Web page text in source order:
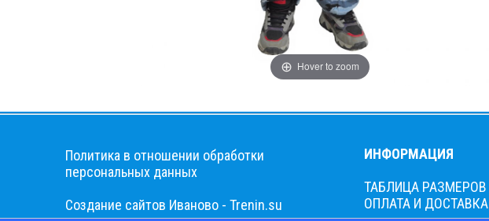
Hover to zoom
ИНФОРМАЦИЯ
ТАБЛИЦА РАЗМЕРОВ
ОПЛАТА И ДОСТАВКА
Политика в отношении обработки
персональных данных
Cоздание сайтов Иваново - Trenin.su